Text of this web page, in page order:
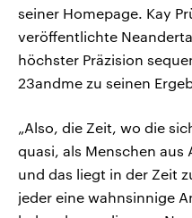
seiner Homepage. Kay
veröffentlichte
höchster Präzision
23andme zu seinen
„Also, die Zeit, wo die
quasi, als Menschen aus
und das liegt in der Zeit
jeder eine wahnsinnige